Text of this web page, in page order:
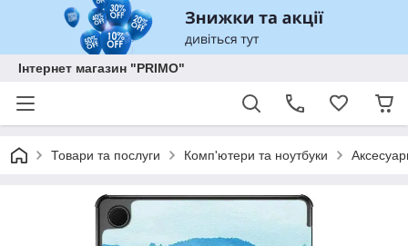
Інтернет магазин "PRIMO"
Товари та послуги Комп'ютери та ноутбуки